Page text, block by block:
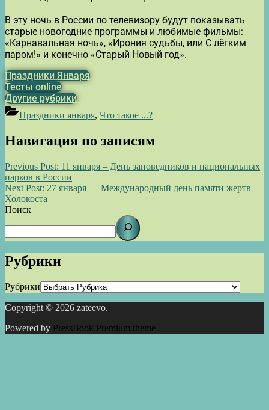
В эту ночь в России по телевизору будут показывать
старые новогодние программы и любимые фильмы:
«Карнавальная ночь», «Ирония судьбы, или С лёгким
паром!» и конечно «Старый Новый год».
Праздники Января
Тесты online
Другие рубрики
Праздники января, Что такое ...?
Навигация по записям
Previous Post: 11 января – День заповедников и национальных
парков в России
Next Post: 27 января — Международный день памяти жертв
Холокоста
Поиск
Рубрики
Рубрики
Copyright © 2026 zateevo.
Powered by PressBook Premium theme